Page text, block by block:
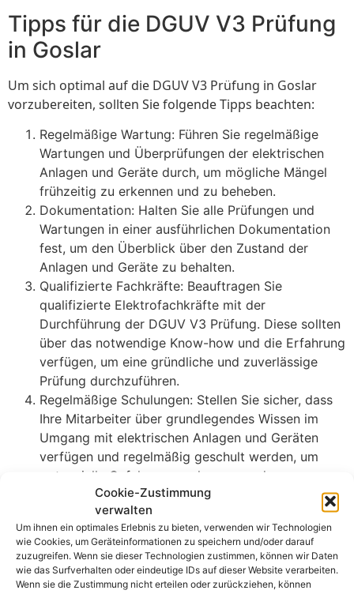
Cookie-Zustimmung
verwalten
Um ihnen ein optimales Erlebnis zu bieten, verwenden wir Technologien
wie Cookies, um Geräteinformationen zu speichern und/oder darauf
zuzugreifen. Wenn sie dieser Technologien zustimmen, können wir Daten
wie das Surfverhalten oder eindeutige IDs auf dieser Website verarbeiten.
Wenn sie die Zustimmung nicht erteilen oder zurückziehen, können
Tipps für die DGUV V3 Prüfung
in Goslar
Um sich optimal auf die DGUV V3 Prüfung in Goslar
vorzubereiten, sollten Sie folgende Tipps beachten:
Regelmäßige Wartung: Führen Sie regelmäßige
Wartungen und Überprüfungen der elektrischen
Anlagen und Geräte durch, um mögliche Mängel
frühzeitig zu erkennen und zu beheben.
Dokumentation: Halten Sie alle Prüfungen und
Wartungen in einer ausführlichen Dokumentation
fest, um den Überblick über den Zustand der
Anlagen und Geräte zu behalten.
Qualifizierte Fachkräfte: Beauftragen Sie
qualifizierte Elektrofachkräfte mit der
Durchführung der DGUV V3 Prüfung. Diese sollten
über das notwendige Know-how und die Erfahrung
verfügen, um eine gründliche und zuverlässige
Prüfung durchzuführen.
Regelmäßige Schulungen: Stellen Sie sicher, dass
Ihre Mitarbeiter über grundlegendes Wissen im
Umgang mit elektrischen Anlagen und Geräten
verfügen und regelmäßig geschult werden, um
potenzielle Gefahren zu erkennen und zu
vermeiden.
Bleiben Sie sicher und
gesetzeskonform
Die DGUV V3 Prüfung in Goslar ist ein wichtiger Schritt,